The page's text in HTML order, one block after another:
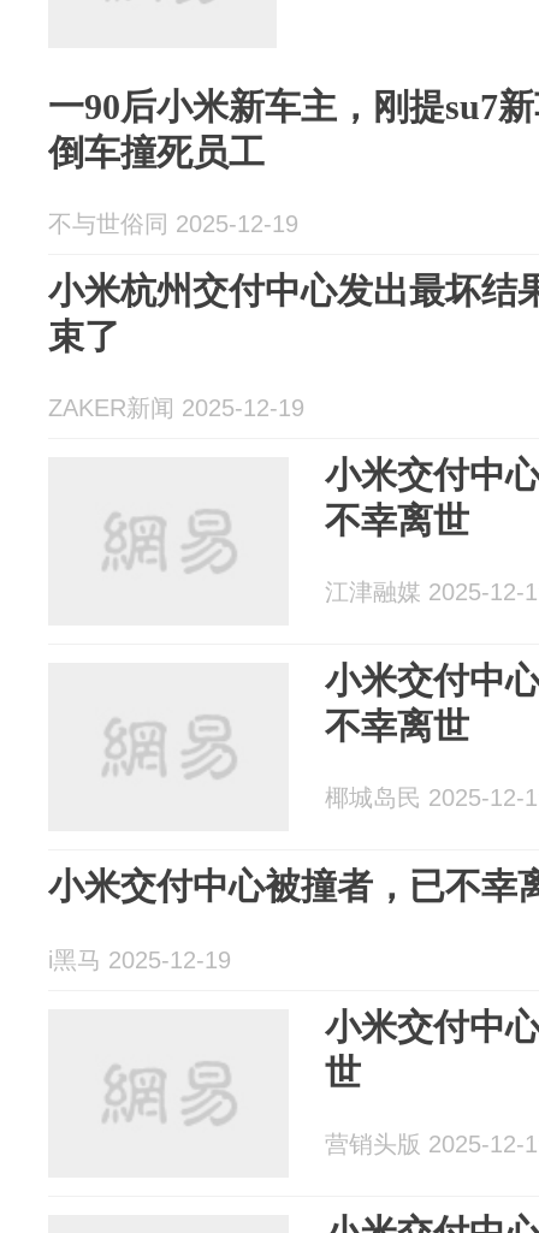
一90后小米新车主，刚提su7
倒车撞死员工
不与世俗同 2025-12-19
小米杭州交付中心发出最坏结
束了
ZAKER新闻 2025-12-19
小米交付中
不幸离世
江津融媒 2025-12-
小米交付中
不幸离世
椰城岛民 2025-12-
小米交付中心被撞者，已不幸
i黑马 2025-12-19
小米交付中
世
营销头版 2025-12-